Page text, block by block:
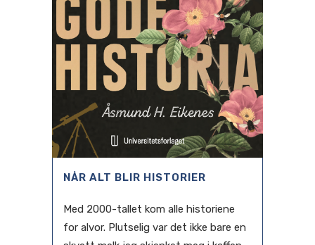
NÅR ALT BLIR HISTORIER
Med 2000-tallet kom alle historiene
for alvor. Plutselig var det ikke bare en